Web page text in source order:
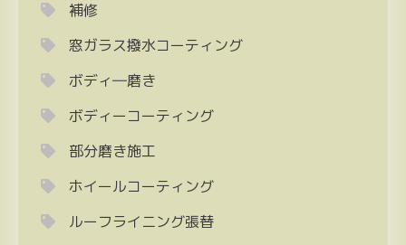
補修
窓ガラス撥水コーティング
ボディ―磨き
ボディーコーティング
部分磨き施工
ホイールコーティング
ルーフライニング張替